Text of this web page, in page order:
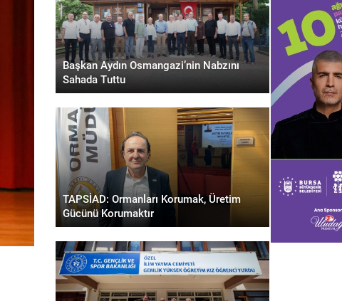
Başkan Aydın Osmangazi’nin Nabzını
Sahada Tuttu
TAPSİAD: Ormanları Korumak, Üretim
Gücünü Korumaktır